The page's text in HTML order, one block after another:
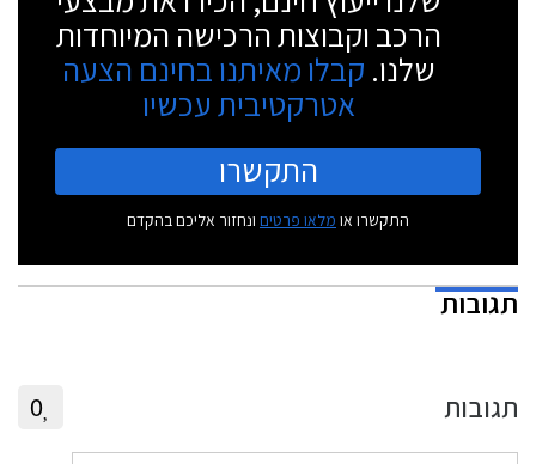
הרכב וקבוצות הרכישה המיוחדות
שלנו. קבלו מאיתנו בחינם הצעה
אטרקטיבית עכשיו
התקשרו
התקשרו או מלאו פרטים ונחזור אליכם בהקדם
תגובות
תגובות 0